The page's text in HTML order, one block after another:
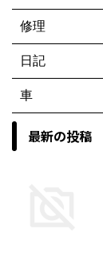
修理
日記
車
最新の投稿